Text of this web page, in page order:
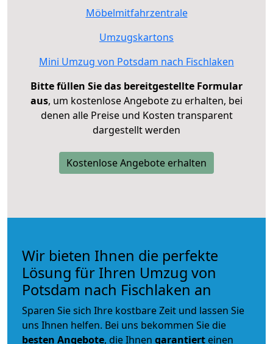
Möbelmitfahrzentrale
Umzugskartons
Mini Umzug von Potsdam nach Fischlaken
Bitte füllen Sie das bereitgestellte Formular
aus, um kostenlose Angebote zu erhalten, bei
denen alle Preise und Kosten transparent
dargestellt werden
Kostenlose Angebote erhalten
Wir bieten Ihnen die perfekte
Lösung für Ihren Umzug von
Potsdam nach Fischlaken an
Sparen Sie sich Ihre kostbare Zeit und lassen Sie
uns Ihnen helfen. Bei uns bekommen Sie die
besten Angebote, die Ihnen garantiert einen